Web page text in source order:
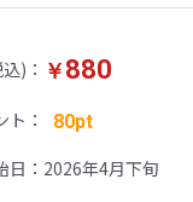
) ￥880
ト 80pt
日
2026年4月下旬